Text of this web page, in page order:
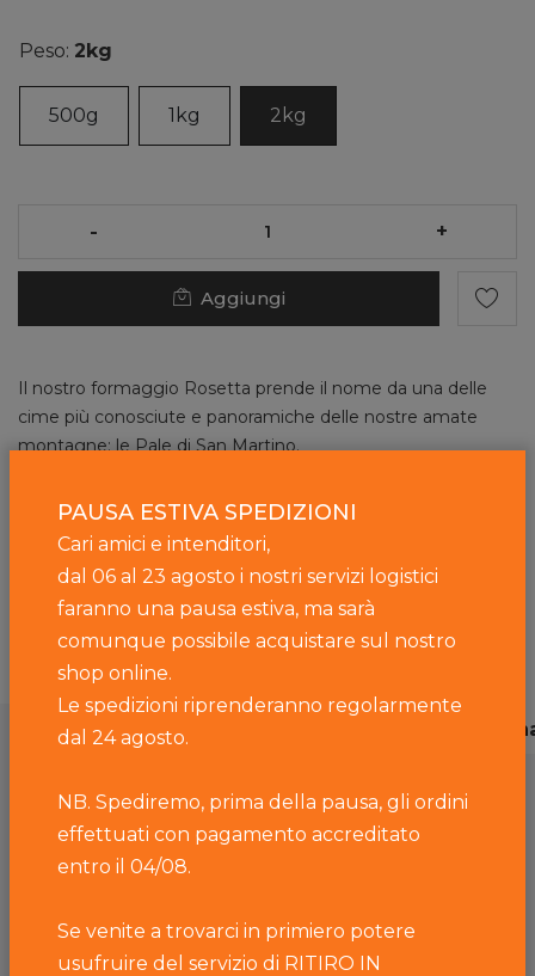
Peso: 2kg
500g 1kg 2kg
- +
Aggiungi
Il nostro formaggio Rosetta prende il nome da una delle
cime più conosciute e panoramiche delle nostre amate
montagne: le Pale di San Martino.
servito al taglio, che per la sua delicatezza è apprezzato
anche dai bambini.
Dalla forma cilindrica con crosta sottile ed elastica, di colore
giallo ocra. La pasta risulta morbida ed elastica, di colore
bianco-giallo chiaro, con occhiatura sparsa e irregolare.
Descrizione Caratteristiche Valori
Stagionatura:
Maggiore di 30 giorni
Ingredienti:
PAUSA ESTIVA SPEDIZIONI
Cari amici e intenditori,
dal 06 al 23 agosto i nostri servizi logistici
faranno una pausa estiva, ma sarà
comunque possibile acquistare sul nostro
shop online.
Le spedizioni riprenderanno regolarmente
dal 24 agosto.
NB. Spediremo, prima della pausa, gli ordini
effettuati con pagamento accreditato
entro il 04/08.
Se venite a trovarci in primiero potere
usufruire del servizio di RITIRO IN